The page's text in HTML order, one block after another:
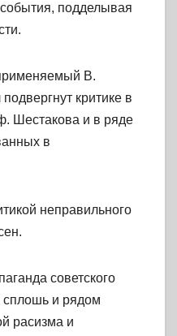
подделывая
В.
критике в
Шестакова и в ряде
в
неправильного
советского
сплошь и рядом
расизма и